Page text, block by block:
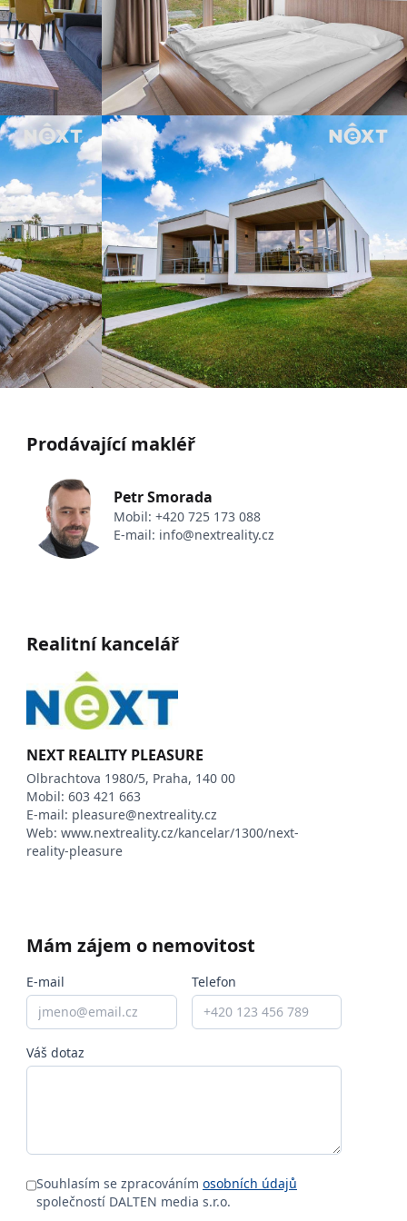
Prodávající makléř
Petr Smorada
Mobil:+420 725 173 088
E-mail: info@nextreality.cz
Realitní kancelář
NEXT REALITY PLEASURE
Olbrachtova 1980/5, Praha, 140 00
Mobil:603 421 663
E-mail: pleasure@nextreality.cz
Web:www.nextreality.cz/kancelar/1300/next-
reality-pleasure
Mám zájem o nemovitost
E-mail Telefon
Váš dotaz
Souhlasím se zpracováním osobních údajů
společností DALTEN media s.r.o.